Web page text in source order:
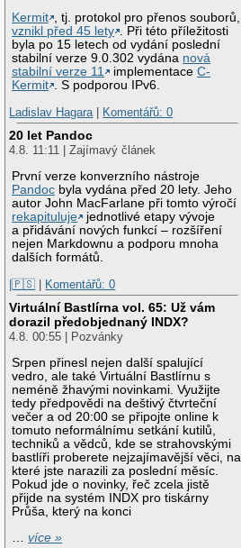
Kermit , tj. protokol pro přenos souborů,
vznikl před 45 lety . Při této příležitosti
byla po 15 letech od vydání poslední
stabilní verze 9.0.302 vydána nová
stabilní verze 11
implementaceC-
Kermit . S podporou IPv6.
Ladislav Hagara | Komentářů: 0
20 let Pandoc
4.8. 11:11 | Zajímavý článek
První verze konverzního nástroje
Pandoc byla vydána před 20 lety. Jeho
autor John MacFarlane při tomto výročí
rekapituluje
jednotlivé etapy vývoje
a přidávání nových funkcí – rozšíření
nejen Markdownu a podporu mnoha
dalších formátů.
|🇵🇸 | Komentářů: 0
Virtuální Bastlírna vol. 65: Už vám
dorazil předobjednaný INDX?
4.8. 00:55 | Pozvánky
Srpen přinesl nejen další spalující
vedro, ale také Virtuální Bastlírnu s
neméně žhavými novinkami. Využijte
tedy předpovědi na deštivý čtvrteční
večer a od 20:00 se připojte online k
tomuto neformálnímu setkání kutilů,
techniků a vědců, kde se strahovskými
bastlíři proberete nejzajímavější věci, na
které jste narazili za poslední měsíc.
Pokud jde o novinky, řeč zcela jistě
přijde na systém INDX pro tiskárny
Průša, který na konci
…více »